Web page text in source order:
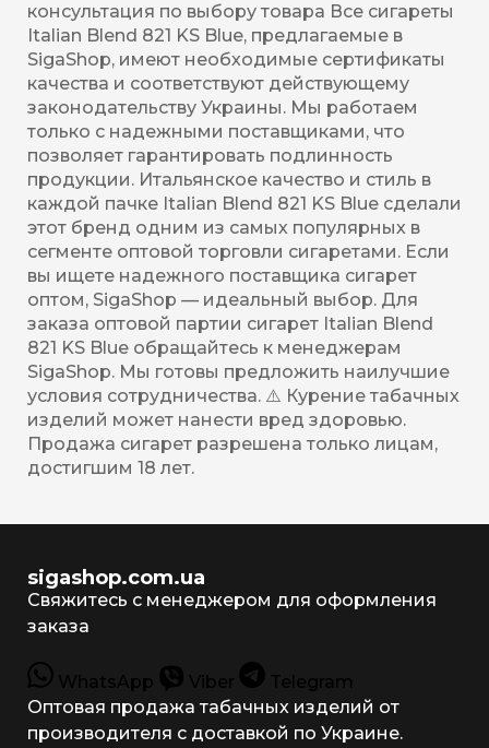
консультация по выбору товара Все сигареты
Italian Blend 821 KS Blue, предлагаемые в
SigaShop, имеют необходимые сертификаты
качества и соответствуют действующему
законодательству Украины. Мы работаем
только с надежными поставщиками, что
позволяет гарантировать подлинность
продукции. Итальянское качество и стиль в
каждой пачке Italian Blend 821 KS Blue сделали
этот бренд одним из самых популярных в
сегменте оптовой торговли сигаретами. Если
вы ищете надежного поставщика сигарет
оптом, SigaShop — идеальный выбор. Для
заказа оптовой партии сигарет Italian Blend
821 KS Blue обращайтесь к менеджерам
SigaShop. Мы готовы предложить наилучшие
условия сотрудничества. ⚠️ Курение табачных
изделий может нанести вред здоровью.
Продажа сигарет разрешена только лицам,
достигшим 18 лет.
sigashop.com.ua
Свяжитесь с менеджером для оформления
заказа
WhatsApp Viber
Telegram
Оптовая продажа табачных изделий от
производителя с доставкой по Украине.